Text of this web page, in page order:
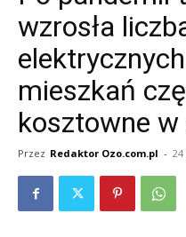
wzrosła
mieszkań
kosztowne
Przez Redaktor Ozo.com.pl - 24